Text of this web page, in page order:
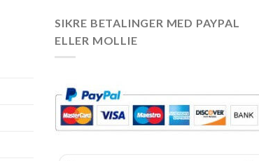
SIKRE BETALINGER MED PAYPAL
ELLER MOLLIE